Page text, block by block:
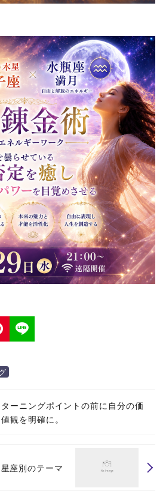
ターニングポイントの前に自分の価
値観を明確に。
座別のテーマ